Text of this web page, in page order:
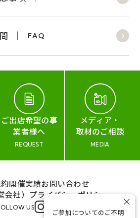
FAQ
ご出店希望の事
業者様へ
REQUEST
メディア・
取材のご相談
MEDIA
開催実績お問い合わせ
社） プライバシーポリシー
US
ご参加についてのご不明
×